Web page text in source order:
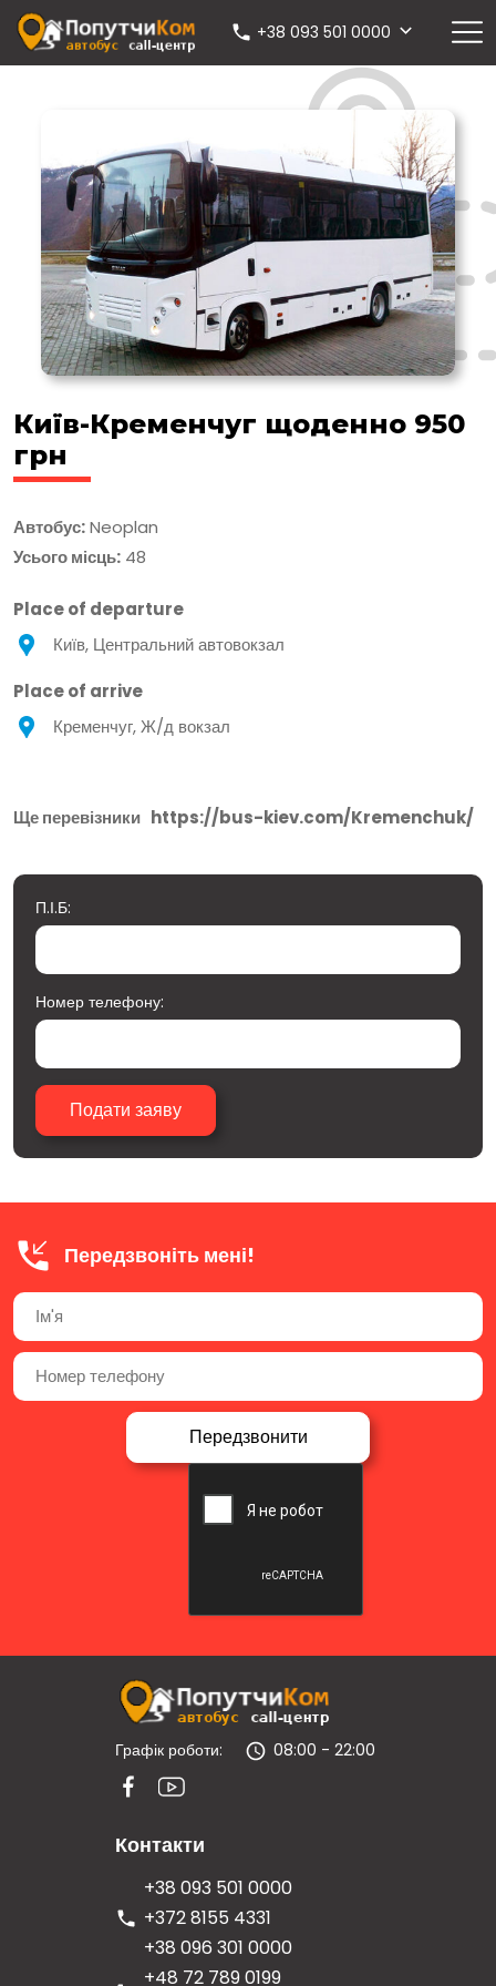
+38 093 501 0000
Київ-Кременчуг щоденно 950
грн
Автобус:Neoplan
Усього місць: 48
Place of departure
Київ, Центральний автовокзал
Place of arrive
Кременчуг, Ж/д вокзал
Ще перевізники https://bus-kiev.com/Kremenchuk/
П.І.Б:
Номер телефону:
Передзвоніть мені!
Графік роботи: 08:00 - 22:00
Контакти
+38 093 501 0000
+372 8155 4331
+38 096 301 0000
+48 72 789 0199